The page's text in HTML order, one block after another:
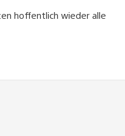
hoffentlich wieder alle